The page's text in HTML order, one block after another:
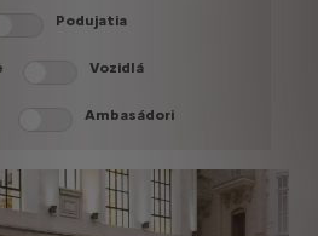
Podujatia
Vozidlá
Ambasádori